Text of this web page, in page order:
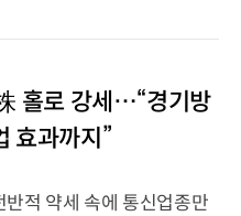
홀로 강세…“경기방
효과까지”
적 약세 속에 통신업종만